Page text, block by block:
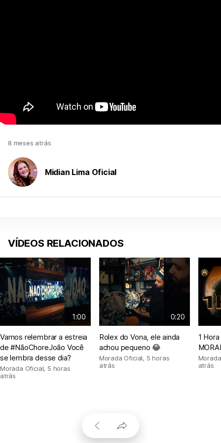
8 meses atrás
Midian Lima Oficial
VÍDEOS RELACIONADOS
1:00
Vamos relembrar a estreia
de #NãoChoreJoão Você
se lembra desse dia?
Morada Oficial, 5 horas
atrás
0:20
Rolex do Vona, ele ainda
achou pequeno 😂
Morada Oficial, 5 horas
atrás
1
atrás